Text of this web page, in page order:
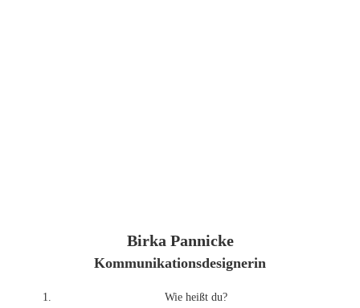
Birka Pannicke
Kommunikationsdesignerin
Wie heißt du?